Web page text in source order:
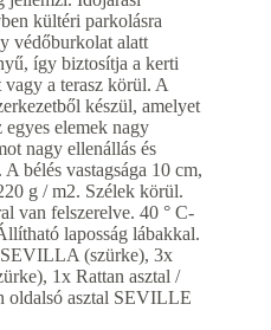
kültéri parkolásra
védőburkolat alatt
így biztosítja a kerti
a terasz körül. A
készül, amelyet
elemek nagy
nagy ellenállás és
bélés vastagsága 10 cm,
g / m2. Szélek körül.
van felszerelve. 40 ° C-
laposság lábakkal.
SEVILLA (szürke), 3x
1x Rattan asztal /
oldalsó asztal SEVILLE